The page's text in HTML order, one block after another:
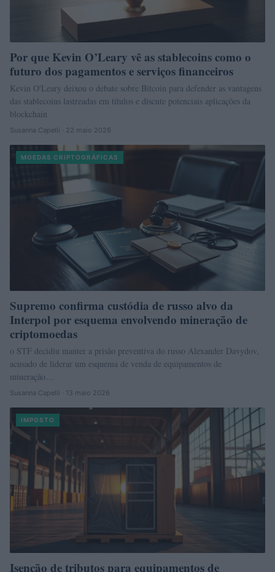
Por que Kevin O’Leary vê as stablecoins como o
futuro dos pagamentos e serviços financeiros
Kevin O'Leary deixou o debate sobre Bitcoin para defender as vantagens
das stablecoins lastreadas em títulos e discute potenciais aplicações da
blockchain
Susanna Capelli · 22 maio 2026
MOEDAS CRIPTOGRÁFICAS
Supremo confirma custódia de russo alvo da
Interpol por esquema envolvendo mineração de
criptomoedas
o STF decidiu manter a prisão preventiva do russo Alexander Davydov,
acusado de liderar um esquema de venda de equipamentos de
mineração…
Susanna Capelli · 13 maio 2026
IMPOSTO
Isenção de tributos para equipamentos de